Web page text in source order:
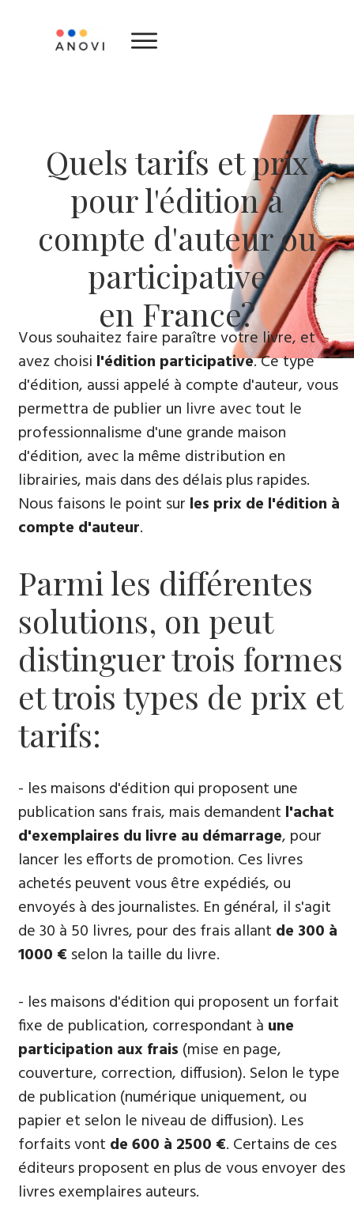
Quels tarifs et prix
pour l'édition à
compte d'auteur ou
participative
en France?
Vous souhaitez faire paraître votre livre, et
avez choisi l'édition participative. Ce type
d'édition, aussi appelé à compte d'auteur, vous
permettra de publier un livre avec tout le
professionnalisme d'une grande maison
d'édition, avec la même distribution en
librairies, mais dans des délais plus rapides.
Nous faisons le point sur les prix de l'édition à
compte d'auteur.
Parmi les différentes
solutions, on peut
distinguer trois formes
et trois types de prix et
tarifs:
- les maisons d'édition qui proposent une
publication sans frais, mais demandent l'achat
d'exemplaires du livre au démarrage, pour
lancer les efforts de promotion. Ces livres
achetés peuvent vous être expédiés, ou
envoyés à des journalistes. En général, il s'agit
de 30 à 50 livres, pour des frais allant de 300 à
1000 € selon la taille du livre.
- les maisons d'édition qui proposent un forfait
fixe de publication, correspondant à une
participation aux frais (mise en page,
couverture, correction, diffusion). Selon le type
de publication (numérique uniquement, ou
papier et selon le niveau de diffusion). Les
forfaits vont de 600 à 2500 €. Certains de ces
éditeurs proposent en plus de vous envoyer des
livres exemplaires auteurs.